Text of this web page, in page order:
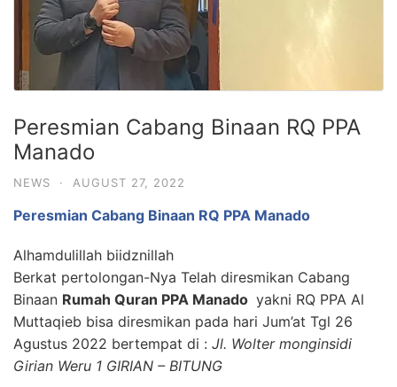
Peresmian Cabang Binaan RQ PPA
Manado
NEWS · AUGUST 27, 2022
Peresmian Cabang Binaan RQ PPA Manado
Alhamdulillah biidznillah
Berkat pertolongan-Nya Telah diresmikan Cabang
Binaan Rumah Quran PPA Manado yakni RQ PPA Al
Muttaqieb bisa diresmikan pada hari Jum’at Tgl 26
Agustus 2022 bertempat di : Jl. Wolter monginsidi
Girian Weru 1 GIRIAN – BITUNG